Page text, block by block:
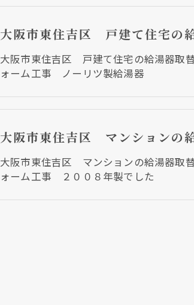
大阪市東住吉区 戸建て住宅の給湯器取
ォーム工事 ノーリツ製給湯器
大阪市東住吉区 マンションの給湯器取
ォーム工事 ２００８年製でした